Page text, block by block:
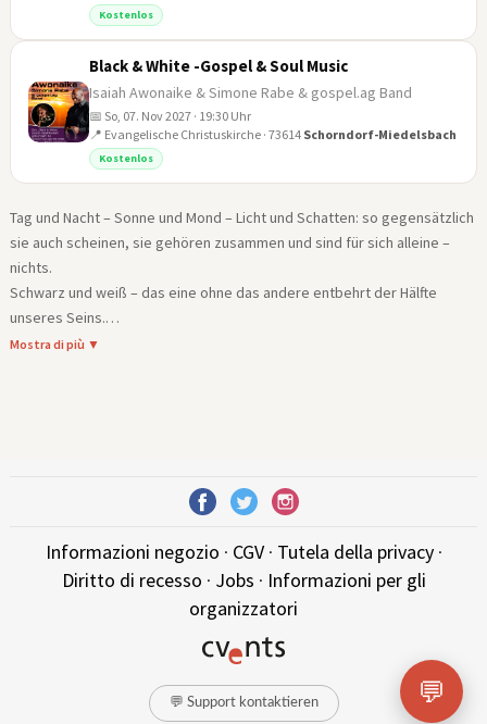
Kostenlos
Black & White -Gospel & Soul Music
Isaiah Awonaike & Simone Rabe & gospel.ag Band
📅 So, 07. Nov 2027 · 19:30 Uhr
📍 Evangelische Christuskirche · 73614 Schorndorf-Miedelsbach
Kostenlos
Tag und Nacht – Sonne und Mond – Licht und Schatten: so gegensätzlich
sie auch scheinen, sie gehören zusammen und sind für sich alleine –
nichts.
Schwarz und weiß – das eine ohne das andere entbehrt der Hälfte
unseres Seins.
Mit dem„Black & White“ – Gospel-/Soul Konzertprogramm
Mostra di più ▼
Informazioni negozio · CGV· Tutela della privacy·
Diritto di recesso · Jobs · Informazioni per gli
organizzatori
💬 Support kontaktieren 💬